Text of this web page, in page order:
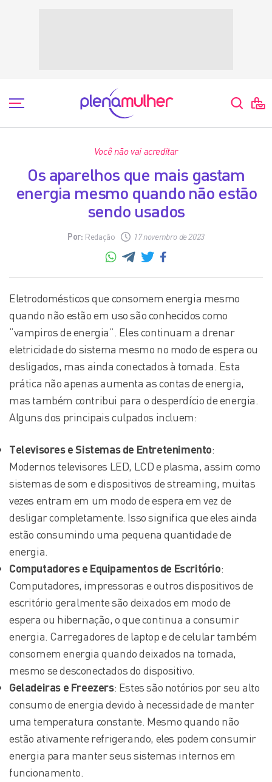
Você não vai acreditar
Os aparelhos que mais gastam
energia mesmo quando não estão
sendo usados
Por: Redação 17 novembro de 2023
Eletrodomésticos que consomem energia mesmo
quando não estão em uso são conhecidos como
“vampiros de energia”. Eles continuam a drenar
eletricidade do sistema mesmo no modo de espera ou
desligados, mas ainda conectados à tomada. Esta
prática não apenas aumenta as contas de energia,
mas também contribui para o desperdício de energia.
Alguns dos principais culpados incluem:
Televisores e Sistemas de Entretenimento:
Modernos televisores LED, LCD e plasma, assim como
sistemas de som e dispositivos de streaming, muitas
vezes entram em um modo de espera em vez de
desligar completamente. Isso significa que eles ainda
estão consumindo uma pequena quantidade de
energia.
Computadores e Equipamentos de Escritório:
Computadores, impressoras e outros dispositivos de
escritório geralmente são deixados em modo de
espera ou hibernação, o que continua a consumir
energia. Carregadores de laptop e de celular também
consomem energia quando deixados na tomada,
mesmo se desconectados do dispositivo.
Geladeiras e Freezers: Estes são notórios por seu alto
consumo de energia devido à necessidade de manter
uma temperatura constante. Mesmo quando não
estão ativamente refrigerando, eles podem consumir
energia para manter seus sistemas internos em
funcionamento.